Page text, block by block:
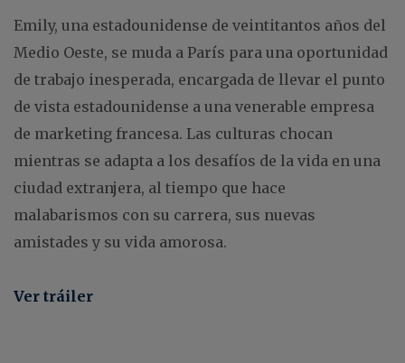
Emily, una estadounidense de veintitantos años del
Medio Oeste, se muda a París para una oportunidad
de trabajo inesperada, encargada de llevar el punto
de vista estadounidense a una venerable empresa
de marketing francesa. Las culturas chocan
mientras se adapta a los desafíos de la vida en una
ciudad extranjera, al tiempo que hace
malabarismos con su carrera, sus nuevas
amistades y su vida amorosa.
Ver tráiler